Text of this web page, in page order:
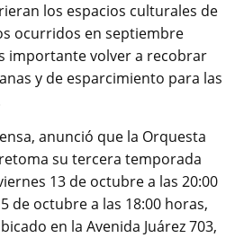
los espacios culturales de
ocurridos en septiembre
importante volver a recobrar
y de esparcimiento para las
anunció que la Orquesta
su tercera temporada
13 de octubre a las 20:00
de octubre a las 18:00 horas,
en la Avenida Juárez 703,